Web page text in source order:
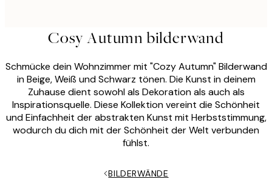
Cosy Autumn bilderwand
Schmücke dein Wohnzimmer mit "Cozy Autumn" Bilderwand
in Beige, Weiß und Schwarz tönen. Die Kunst in deinem
Zuhause dient sowohl als Dekoration als auch als
Inspirationsquelle. Diese Kollektion vereint die Schönheit
und Einfachheit der abstrakten Kunst mit Herbststimmung,
wodurch du dich mit der Schönheit der Welt verbunden
fühlst.
BILDERWÄNDE